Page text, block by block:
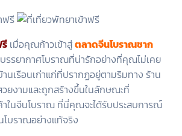
เมื่อคุณก้าวเข้าสู่ตลาดจีนโบราณชาก
รยากาศโบราณที่น่ารักอย่างที่คุณไม่เคย
นเรือนเก่าแก่ที่ปรากฏอยู่ตามริมทาง ร้าน
ยงามและถูกสร้างขึ้นในลักษณะที่
ในจีนโบราณ ที่นี่คุณจะได้รับประสบการณ์
บราณอย่างแท้จริง